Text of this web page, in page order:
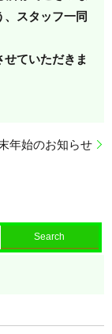
スタッフ一同
ていただきま
年始のお知らせ